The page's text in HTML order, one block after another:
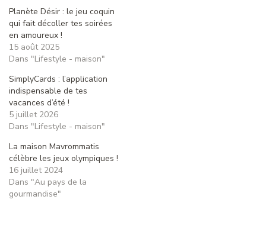
Planète Désir : le jeu coquin
qui fait décoller tes soirées
en amoureux !
15 août 2025
Dans "Lifestyle - maison"
SimplyCards : l’application
indispensable de tes
vacances d’été !
5 juillet 2026
Dans "Lifestyle - maison"
La maison Mavrommatis
célèbre les jeux olympiques !
16 juillet 2024
Dans "Au pays de la
gourmandise"